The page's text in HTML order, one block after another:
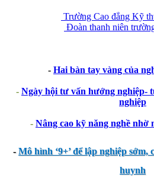
Trường Cao đẳng Kỹ
Đoàn thanh niên
- Hai bàn tay vàng của
- Ngày hội tư vấn hướng nghiệp-
nghiệp
- Nâng cao kỹ năng nghề nhờ
-Mô hình ‘9+’ để lập nghiệp sớm,
huynh